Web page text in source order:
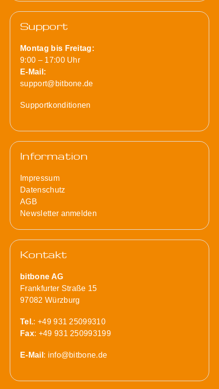
Support
Montag bis Freitag:
9:00 – 17:00 Uhr
E-Mail:
support@bitbone.de
Supportkonditionen
Information
Impressum
Datenschutz
AGB
Newsletter anmelden
Kontakt
bitbone AG
Frankfurter Straße 15
97082 Würzburg
Tel.: +49 931 25099310
Fax: +49 931 250993199
E-Mail : info@bitbone.de